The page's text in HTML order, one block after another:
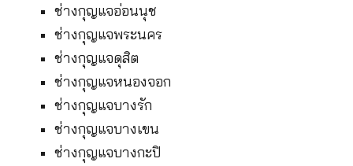
ช่างกุญแจอ่อนนุช
ช่างกุญแจพระนคร
ช่างกุญแจดุสิต
ช่างกุญแจหนองจอก
ช่างกุญแจบางรัก
ช่างกุญแจบางเขน
ช่างกุญแจบางกะปิ